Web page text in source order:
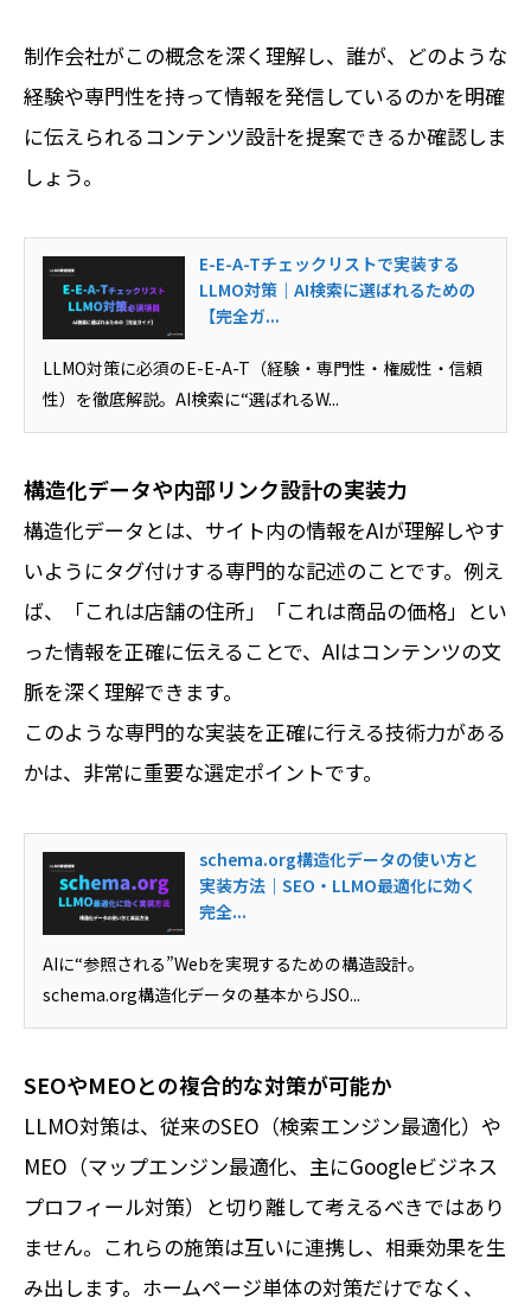
制作会社がこの概念を深く理解し、誰が、どのような
経験や専門性を持って情報を発信しているのかを明確
に伝えられるコンテンツ設計を提案できるか確認しま
しょう。
E-E-A-Tチェックリストで実装する
LLMO対策｜AI検索に選ばれるための
【完全ガ...
LLMO対策に必須のE-E-A-T（経験・専門性・権威性・信頼
性）を徹底解説。AI検索に“選ばれるW...
構造化データや内部リンク設計の実装力
構造化データとは、サイト内の情報をAIが理解しやす
いようにタグ付けする専門的な記述のことです。例え
ば、「これは店舗の住所」「これは商品の価格」とい
った情報を正確に伝えることで、AIはコンテンツの文
脈を深く理解できます。
このような専門的な実装を正確に行える技術力がある
かは、非常に重要な選定ポイントです。
schema.org構造化データの使い方と
実装方法｜SEO・LLMO最適化に効く
完全...
AIに“参照される”Webを実現するための構造設計。
schema.org構造化データの基本からJSO...
SEOやMEOとの複合的な対策が可能か
LLMO対策は、従来のSEO（検索エンジン最適化）や
MEO（マップエンジン最適化、主にGoogleビジネス
プロフィール対策）と切り離して考えるべきではあり
ません。これらの施策は互いに連携し、相乗効果を生
み出します。ホームページ単体の対策だけでなく、